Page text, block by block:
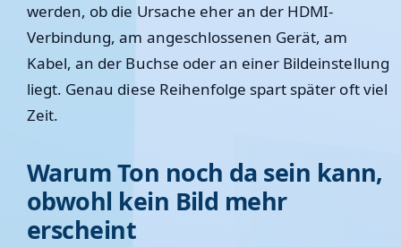
werden, ob die Ursache eher an der HDMI-
Verbindung, am angeschlossenen Gerät, am
Kabel, an der Buchse oder an einer Bildeinstellung
liegt. Genau diese Reihenfolge spart später oft viel
Zeit.
Warum Ton noch da sein kann,
obwohl kein Bild mehr
erscheint